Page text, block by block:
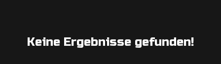
Keine Ergebnisse gefunden!